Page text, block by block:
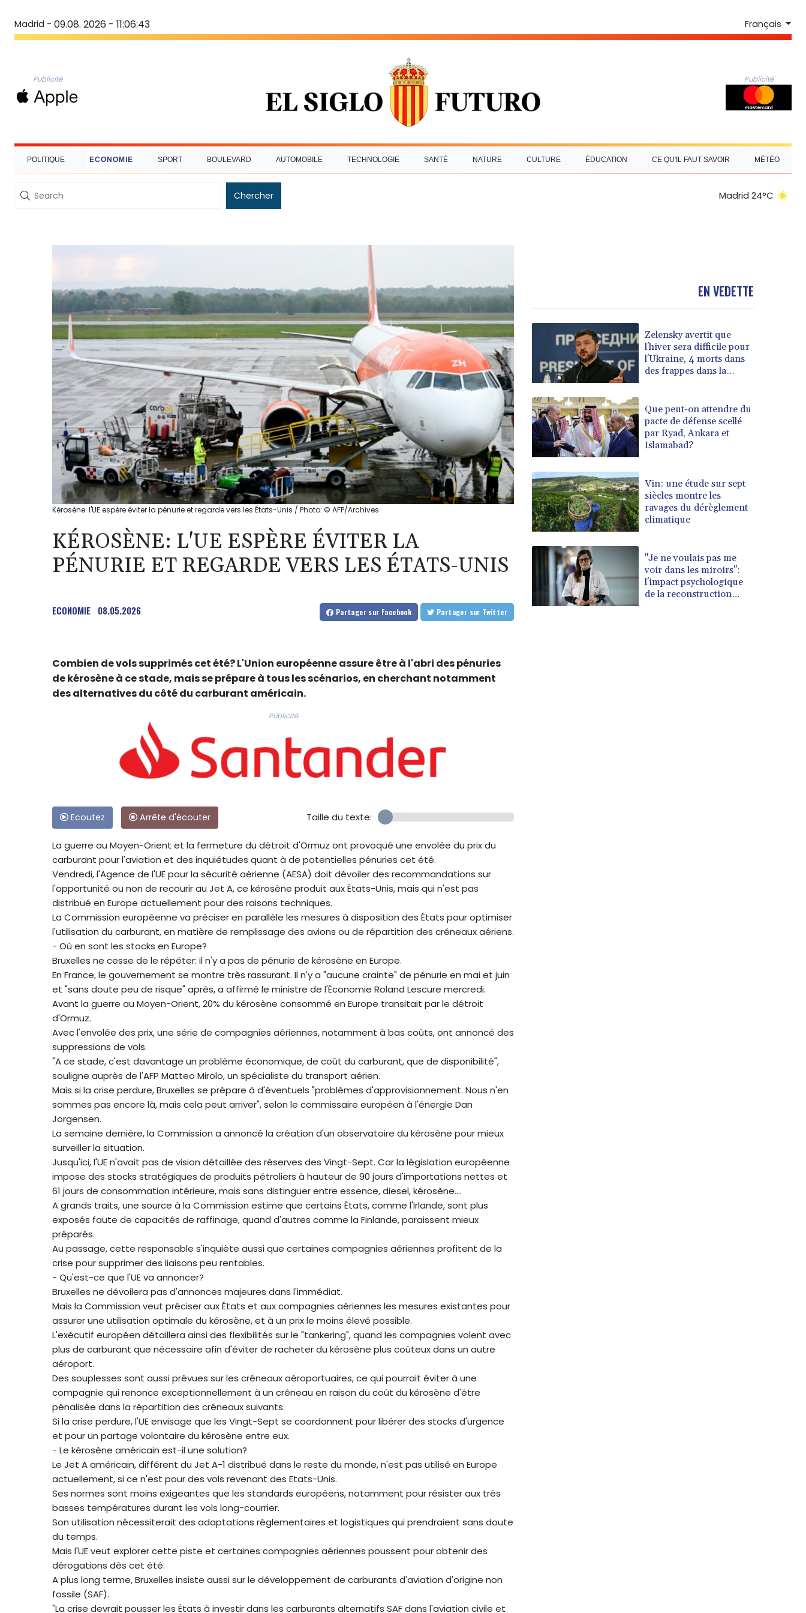
Madrid - 09.08. 2026 - 11:06:43 Français
Publicité Publicité
POLITIQUE ECONOMIE SPORT BOULEVARD AUTOMOBILE TECHNOLOGIE SANTÉ NATURE CULTURE ÉDUCATION CE QU'IL FAUT SAVOIR MÉTÉO
Chercher Madrid 24°C
Kérosène: l'UE espère éviter la pénurie et regarde vers les États-Unis / Photo: © AFP/Archives
KÉROSÈNE: L'UE ESPÈRE ÉVITER LA
PÉNURIE ET REGARDE VERS LES ÉTATS-UNIS
ECONOMIE 08.05.2026 Partager sur Facebook Partager sur Twitter
Combien de vols supprimés cet été? L'Union européenne assure être à l'abri des pénuries
de kérosène à ce stade, mais se prépare à tous les scénarios, en cherchant notamment
des alternatives du côté du carburant américain.
Publicité
Ecoutez Arrête d'écouter Taille du texte:
La guerre au Moyen-Orient et la fermeture du détroit d'Ormuz ont provoqué une envolée du prix du
carburant pour l'aviation et des inquiétudes quant à de potentielles pénuries cet été.
Vendredi, l'Agence de l'UE pour la sécurité aérienne (AESA) doit dévoiler des recommandations sur
l'opportunité ou non de recourir au Jet A, ce kérosène produit aux États-Unis, mais qui n'est pas
distribué en Europe actuellement pour des raisons techniques.
La Commission européenne va préciser en parallèle les mesures à disposition des États pour optimiser
l'utilisation du carburant, en matière de remplissage des avions ou de répartition des créneaux aériens.
- Où en sont les stocks en Europe?
Bruxelles ne cesse de le répéter: il n'y a pas de pénurie de kérosène en Europe.
En France, le gouvernement se montre très rassurant. Il n'y a "aucune crainte" de pénurie en mai et juin
et "sans doute peu de risque" après, a affirmé le ministre de l'Économie Roland Lescure mercredi.
Avant la guerre au Moyen-Orient, 20% du kérosène consommé en Europe transitait par le détroit
d'Ormuz.
Avec l'envolée des prix, une série de compagnies aériennes, notamment à bas coûts, ont annoncé des
suppressions de vols.
"A ce stade, c'est davantage un problème économique, de coût du carburant, que de disponibilité",
souligne auprès de l'AFP Matteo Mirolo, un spécialiste du transport aérien.
Mais si la crise perdure, Bruxelles se prépare à d'éventuels "problèmes d'approvisionnement. Nous n'en
sommes pas encore là, mais cela peut arriver", selon le commissaire européen à l'énergie Dan
Jorgensen.
La semaine dernière, la Commission a annoncé la création d'un observatoire du kérosène pour mieux
surveiller la situation.
Jusqu'ici, l'UE n'avait pas de vision détaillée des réserves des Vingt-Sept. Car la législation européenne
impose des stocks stratégiques de produits pétroliers à hauteur de 90 jours d'importations nettes et
61 jours de consommation intérieure, mais sans distinguer entre essence, diesel, kérosène....
A grands traits, une source à la Commission estime que certains États, comme l'Irlande, sont plus
exposés faute de capacités de raffinage, quand d'autres comme la Finlande, paraissent mieux
préparés.
Au passage, cette responsable s'inquiète aussi que certaines compagnies aériennes profitent de la
crise pour supprimer des liaisons peu rentables.
- Qu'est-ce que l'UE va annoncer?
Bruxelles ne dévoilera pas d'annonces majeures dans l'immédiat.
Mais la Commission veut préciser aux États et aux compagnies aériennes les mesures existantes pour
assurer une utilisation optimale du kérosène, et à un prix le moins élevé possible.
L'exécutif européen détaillera ainsi des flexibilités sur le "tankering", quand les compagnies volent avec
plus de carburant que nécessaire afin d'éviter de racheter du kérosène plus coûteux dans un autre
aéroport.
Des souplesses sont aussi prévues sur les créneaux aéroportuaires, ce qui pourrait éviter à une
compagnie qui renonce exceptionnellement à un créneau en raison du coût du kérosène d'être
pénalisée dans la répartition des créneaux suivants.
Si la crise perdure, l'UE envisage que les Vingt-Sept se coordonnent pour libérer des stocks d'urgence
et pour un partage volontaire du kérosène entre eux.
- Le kérosène américain est-il une solution?
Le Jet A américain, différent du Jet A-1 distribué dans le reste du monde, n'est pas utilisé en Europe
actuellement, si ce n'est pour des vols revenant des Etats-Unis.
Ses normes sont moins exigeantes que les standards européens, notamment pour résister aux très
basses températures durant les vols long-courrier.
Son utilisation nécessiterait des adaptations réglementaires et logistiques qui prendraient sans doute
du temps.
Mais l'UE veut explorer cette piste et certaines compagnies aériennes poussent pour obtenir des
dérogations dès cet été.
A plus long terme, Bruxelles insiste aussi sur le développement de carburants d'aviation d'origine non
fossile (SAF).
"La crise devrait pousser les États à investir dans les carburants alternatifs SAF dans l'aviation civile et
EN VEDETTE
Zelensky avertit que
l'hiver sera difficile pour
l'Ukraine, 4 morts dans
des frappes dans la
Que peut-on attendre du
pacte de défense scellé
par Ryad, Ankara et
Islamabad?
Vin: une étude sur sept
siècles montre les
ravages du dérèglement
climatique
"Je ne voulais pas me
voir dans les miroirs":
l'impact psychologique
de la reconstruction